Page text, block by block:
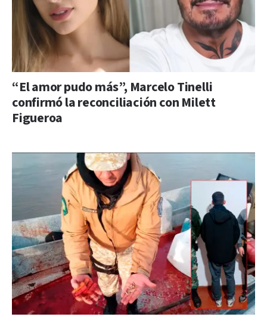
“El amor pudo más”, Marcelo Tinelli
confirmó la reconciliación con Milett
Figueroa